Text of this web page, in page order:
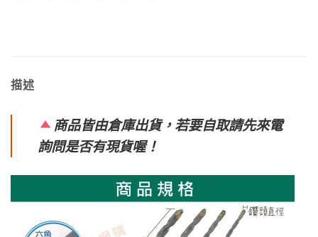
描述
商品皆由倉庫出貨，若要自取請先來電
詢問是否有現貨喔！